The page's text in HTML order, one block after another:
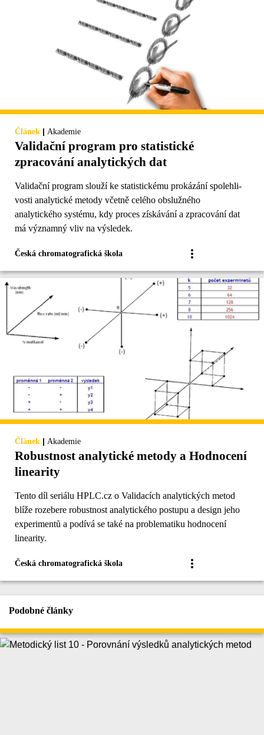
Článek | Akademie
Validační program pro statistické
zpracování analytických dat
Validační program slouží ke statistickému prokázání spolehli­
vosti analytické metody včetně celého obslužného
analytického systému, kdy proces získávání a zpracování dat
má významný vliv na výsledek.
Česká chromatografická škola
Článek | Akademie
Robustnost analytické metody a Hodnocení
linearity
Tento díl seriálu HPLC.cz o Validacích analytických metod
blíže rozebere robustnost analytického postupu a design jeho
experimentů a podívá se také na problematiku hodnocení
linearity.
Česká chromatografická škola
Podobné články